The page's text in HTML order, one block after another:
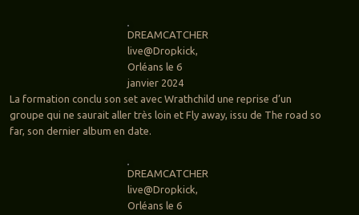
DREAMCATCHER
live@Dropkick,
Orléans le 6
janvier 2024
La formation conclu son set avec Wrathchild une reprise d’un
groupe qui ne saurait aller très loin et Fly away, issu de The road so
far, son dernier album en date.
DREAMCATCHER
live@Dropkick,
Orléans le 6